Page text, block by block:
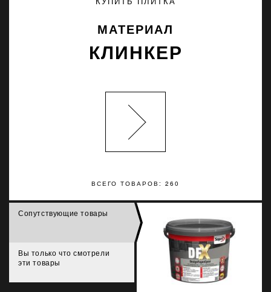
ВСЕГО ТОВАРОВ: 260
МАТЕРИАЛ
КЛИНКЕР
Сопутствующие товары
Вы только что смотрели
эти товары